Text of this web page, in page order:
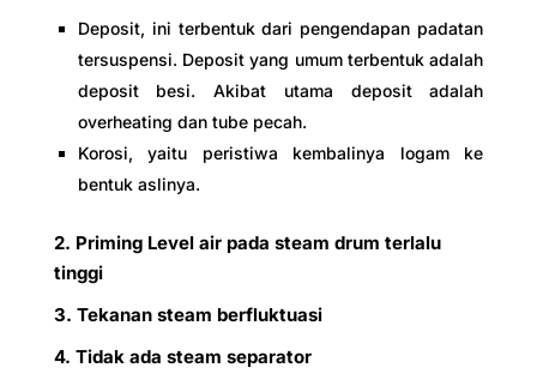
Deposit, ini terbentuk dari pengendapan padatan
tersuspensi. Deposit yang umum terbentuk adalah
deposit besi. Akibat utama deposit adalah
overheating dan tube pecah.
Korosi, yaitu peristiwa kembalinya logam ke
bentuk aslinya.
2. Priming Level air pada steam drum terlalu
tinggi
3. Tekanan steam berfluktuasi
4. Tidak ada steam separator